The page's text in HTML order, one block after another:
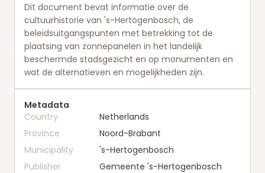
Dit document bevat informatie over de
cultuurhistorie van 's-Hertogenbosch, de
beleidsuitgangspunten met betrekking tot de
plaatsing van zonnepanelen in het landelijk
beschermde stadsgezicht en op monumenten en
wat de alternatieven en mogelijkheden zijn.
Metadata
Country
Netherlands
Province
Noord-Brabant
Municipality
's-Hertogenbosch
Publisher
Gemeente 's-Hertogenbosch